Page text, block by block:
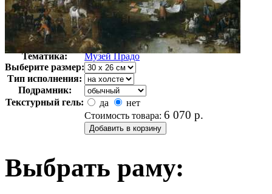
Автор:
Брейгель Питер
Арт-стиль
Классицизм
Тематика:
Музей Прадо
Выберите размер:
Тип исполнения:
Подрамник:
Текстурный гель:
да
нет
Стоимость товара: 6 070 р.
Выбрать раму: